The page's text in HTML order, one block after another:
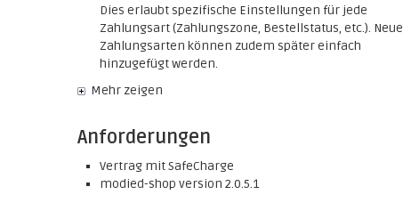
Dies erlaubt spezifische Einstellungen für jede
Zahlungsart (Zahlungszone, Bestellstatus, etc.). Neue
Zahlungsarten können zudem später einfach
hinzugefügt werden.
Mehr zeigen
Anforderungen
Vertrag mit SafeCharge
modied-shop version 2.0.5.1